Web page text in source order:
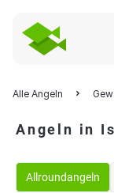
Alle Angeln
Angeln in
Allroundangeln